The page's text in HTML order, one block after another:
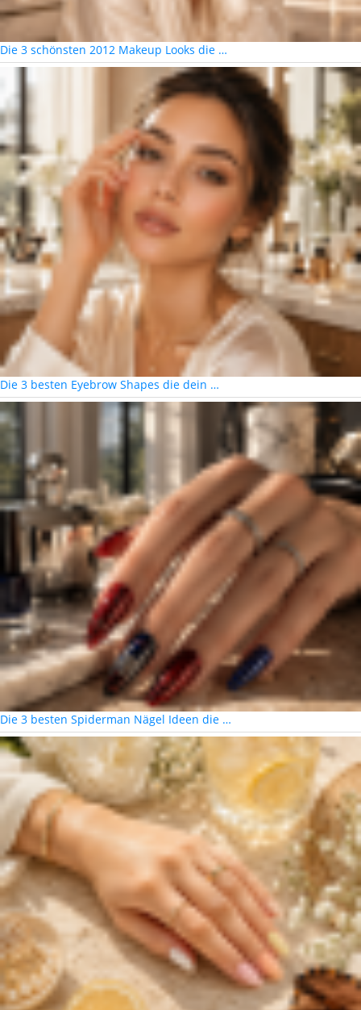
Die 3 schönsten 2012 Makeup Looks die …
Die 3 besten Eyebrow Shapes die dein …
Die 3 besten Spiderman Nägel Ideen die …